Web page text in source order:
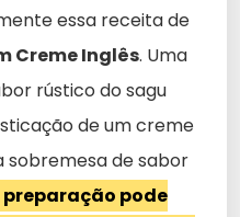
essa receita de
Creme Inglês. Uma
rústico do sagu
de um creme
sobremesa de sabor
preparação pode